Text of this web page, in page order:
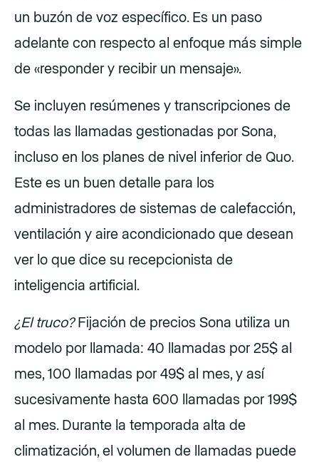
un buzón de voz específico. Es un paso
adelante con respecto al enfoque más simple
de «responder y recibir un mensaje».
Se incluyen resúmenes y transcripciones de
todas las llamadas gestionadas por Sona,
incluso en los planes de nivel inferior de Quo.
Este es un buen detalle para los
administradores de sistemas de calefacción,
ventilación y aire acondicionado que desean
ver lo que dice su recepcionista de
inteligencia artificial.
¿El truco?Fijación de precios Sona utiliza un
modelo por llamada: 40 llamadas por 25$ al
mes, 100 llamadas por 49$ al mes, y así
sucesivamente hasta 600 llamadas por 199$
al mes. Durante la temporada alta de
climatización, el volumen de llamadas puede